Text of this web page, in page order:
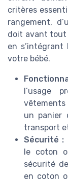
critères
rangement,
doit avant tout
en s’intégrant
votre bébé.
l’usage
vêtements
un panier
transport
Sécurité :
le coton
sécurité
en coton